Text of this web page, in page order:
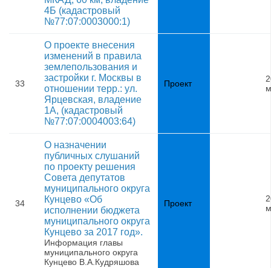
4Б (кадастровый
№77:07:0003000:1)
33
О проекте внесения
изменений в правила
землепользования и
застройки г. Москвы в
отношении терр.: ул.
Ярцевская, владение
1А, (кадастровый
№77:07:0004003:64)
Проект
34
О назначении
публичных слушаний
по проекту решения
Совета депутатов
муниципального округа
Кунцево «Об
исполнении бюджета
муниципального округа
Кунцево за 2017 год».
Информация главы
муниципального округа
Кунцево В.А.Кудряшова
Проект